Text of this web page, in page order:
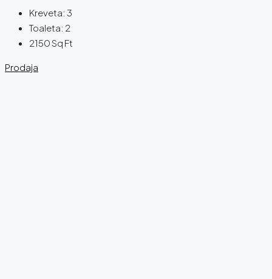
Kreveta: 3
Toaleta: 2
2150Sq Ft
Prodaja